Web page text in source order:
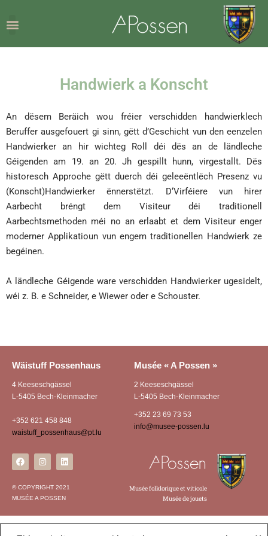
Handwierk a Konscht
An dësem Beräich wou fréier verschidden handwierklech
Beruffer ausgefouert gi sinn, gëtt d’Geschicht vun den eenzelen
Handwierker an hir wichteg Roll déi dës an de ländleche
Géigenden am 19. an 20. Jh gespillt hunn, virgestallt. Dës
historesch Approche gëtt duerch déi geleeëntlëch Presenz vu
(Konscht)Handwierker ënnerstëtzt. D‘Virféiere vun hirer
Aarbecht bréngt dem Visiteur déi traditionell
Aarbechtsmethoden méi no an erlaabt et dem Visiteur enger
moderner Applikatioun vun engem traditionellen Handwierk ze
begéinen.
A ländleche Géigende ware verschidden Handwierker ugesidelt,
wéi z. B. e Schneider, e Wiewer oder e Schouster.
Wäistuff Possenhaus
4 Keeseschgässel
L-5405 Bech-Kleinmacher
+352 621 458 848
waistuff_possenhaus@pt.lu
Musée « A Possen »
2 Keeseschgässel
L-5405 Bech-Kleinmacher
+352 23 69 73 53
info@musee-possen.lu
© COPYRIGHT 2021
MUSÉE A POSSEN
Musée folklorique et viticole
Musée de jouets